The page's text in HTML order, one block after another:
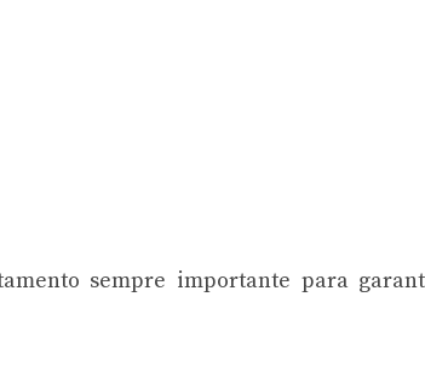
sempre importante para